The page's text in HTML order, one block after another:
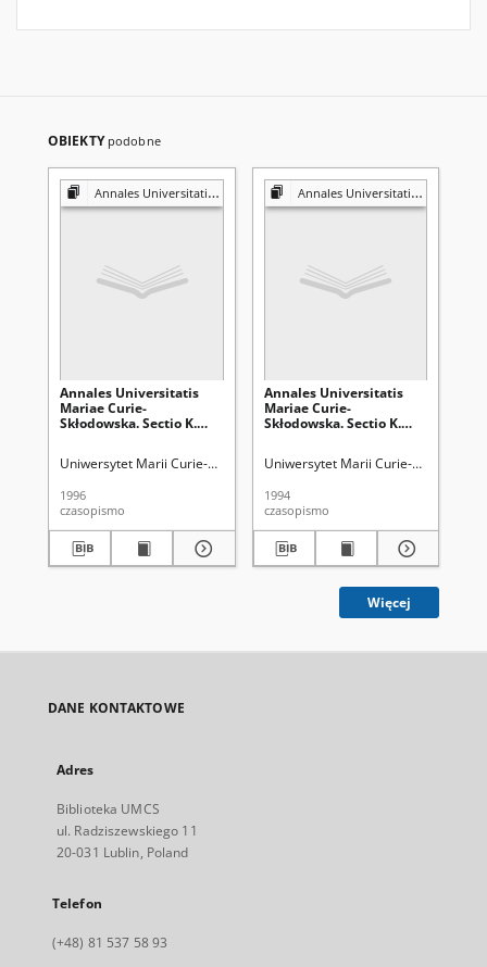
OBIEKTY podobne
Annales Universitatis Mariae Curie-Skłodowska. Sectio K, Politologia
Annales Universitatis
Mariae Curie-
Skłodowska. Sectio K.
spis treści
Uniwersytet Marii Curie-Skłodowskiej (Lublin)
1996
czasopismo
Annales Universitatis Mariae Curie-Skłodowska. Sectio K, Politologia
Annales Universitatis
Mariae Curie-
Skłodowska. Sectio K.
spis treści
Uniwersytet Marii Curie-
1994
czasopismo
Więcej
DANE KONTAKTOWE
Adres
Biblioteka UMCS
ul. Radziszewskiego 11
20-031 Lublin, Poland
Telefon
(+48) 81 537 58 93